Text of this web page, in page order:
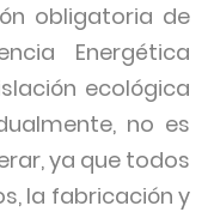
obligatoria de
Energética
ecológica
no es
ya que todos
la fabricación y